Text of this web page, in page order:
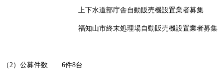
上下水道部庁舎自動販売機設置業者募集
福知山市終末処理場自動販売機設置業者募集
（2）公募件数 6件8台